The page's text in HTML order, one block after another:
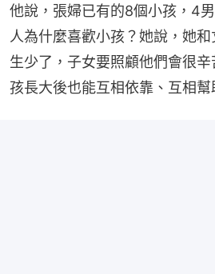
他說，張婦已有的8個小孩，4
人為什麼喜歡小孩？她說，她和
生少了，子女要照顧他們會很
孩長大後也能互相依靠、互相幫